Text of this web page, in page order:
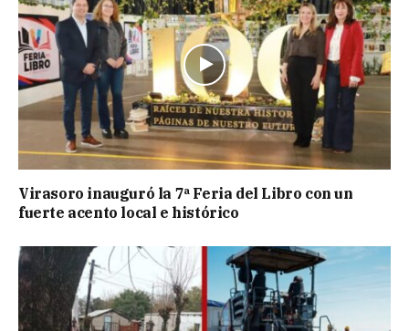
Virasoro inauguró la 7ª Feria del Libro con un
fuerte acento local e histórico